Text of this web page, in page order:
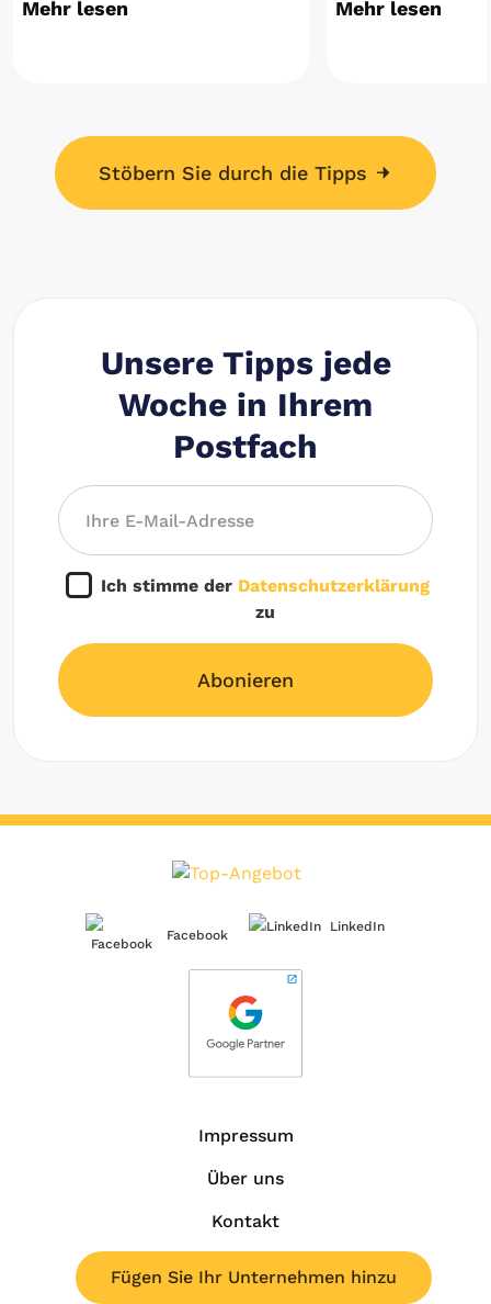
Mehr lesen Mehr lesen
Stöbern Sie durch die Tipps
Unsere Tipps jede
Woche in Ihrem
Postfach
Ich stimme der Datenschutzerklärung
zu
Abonieren
Facebook
LinkedIn
Impressum
Über uns
Kontakt
Fügen Sie Ihr Unternehmen hinzu